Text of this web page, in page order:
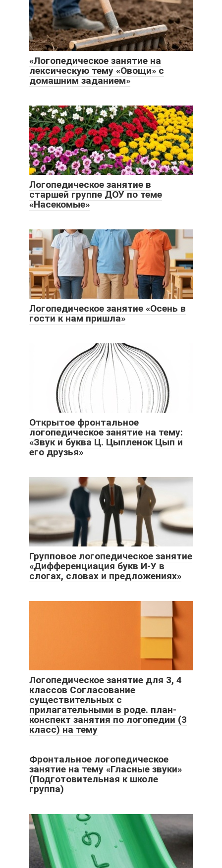
«Логопедическое занятие на
лексическую тему «Овощи» с
домашним заданием»
Логопедическое занятие в
старшей группе ДОУ по теме
«Насекомые»
Логопедическое занятие «Осень в
гости к нам пришла»
Открытое фронтальное
логопедическое занятие на тему:
«Звук и буква Ц. Цыпленок Цып и
его друзья»
Групповое логопедическое занятие
«Дифференциация букв И-У в
слогах, словах и предложениях»
Логопедическое занятие для 3, 4
классов Согласование
существительных с
прилагательными в роде. план-
конспект занятия по логопедии (3
класс) на тему
Фронтальное логопедическое
занятие на тему «Гласные звуки»
(Подготовительная к школе
группа)